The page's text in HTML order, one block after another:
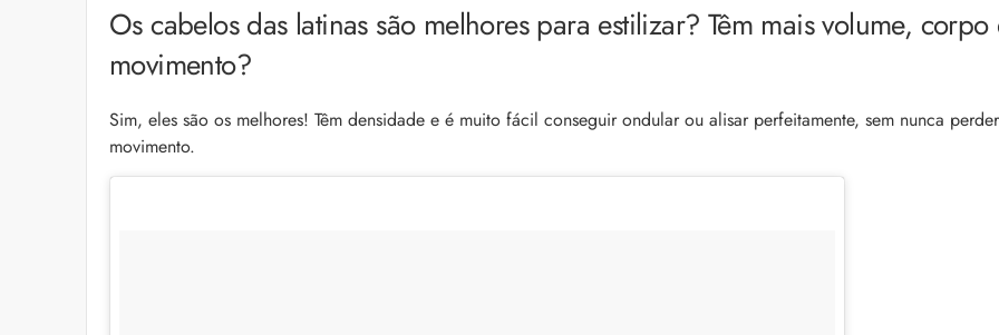
Os cabelos das latinas são melhores para estilizar? Têm mais volume, corpo
movimento?
Sim, eles são os melhores! Têm densidade e é muito fácil conseguir ondular ou alisar perfeitamente, sem nunca
movimento.